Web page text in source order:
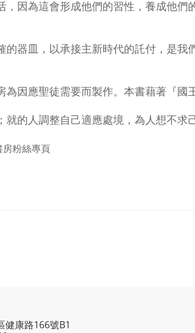
，因為這會形成他們的習性，養成他們
的器皿，以承接主新時代的託付，是我
為因應聖徒需要而製作。本書藉著『國
的人調整自己適應處境，為人想不求
粉絲專頁
健康路166號B1